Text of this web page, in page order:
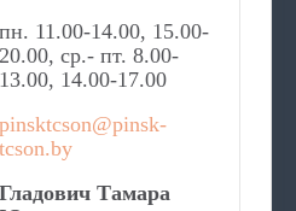
пн. 11.00-14.00, 15.00-
20.00, ср.- пт. 8.00-
13.00, 14.00-17.00
pinsktcson@pinsk-
tcson.by
Гладович Тамара